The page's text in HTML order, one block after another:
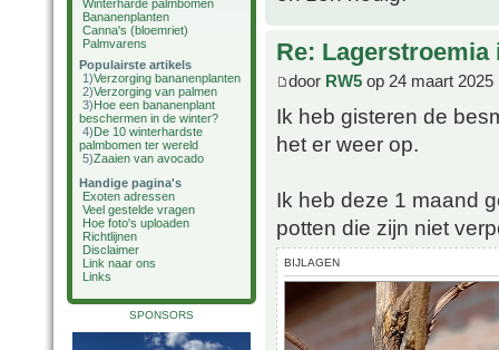
Winterharde palmbomen
Bananenplanten
Canna's (bloemriet)
Palmvarens
Populairste artikels
1)Verzorging bananenplanten
2)Verzorging van palmen
3)Hoe een bananenplant
beschermen in de winter?
4)De 10 winterhardste
palmbomen ter wereld
5)Zaaien van avocado
Handige pagina's
Exoten adressen
Veel gestelde vragen
Hoe foto's uploaden
Richtlijnen
Disclaimer
Link naar ons
Links
SPONSORS
Re:
door RW5 op 24 maart 2025
Ik heb gisteren de
het er weer op.
Ik heb deze 1 maand
potten die zijn niet
BIJLAGEN